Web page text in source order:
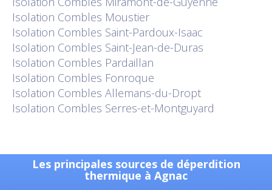
Isolation Combles Moustier
Isolation Combles Saint-Pardoux-Isaac
Isolation Combles Saint-Jean-de-Duras
Isolation Combles Pardaillan
Isolation Combles Fonroque
Isolation Combles Allemans-du-Dropt
Isolation Combles Serres-et-Montguyard
Les principales sources de déperdition
thermique à Agnac